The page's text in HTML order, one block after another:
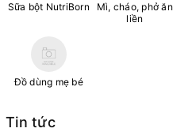
Sữa bột NutriBorn
Mì, cháo, phở ăn
liền
Đồ dùng mẹ bé
Tin tức